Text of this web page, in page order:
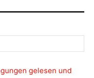
gelesen und